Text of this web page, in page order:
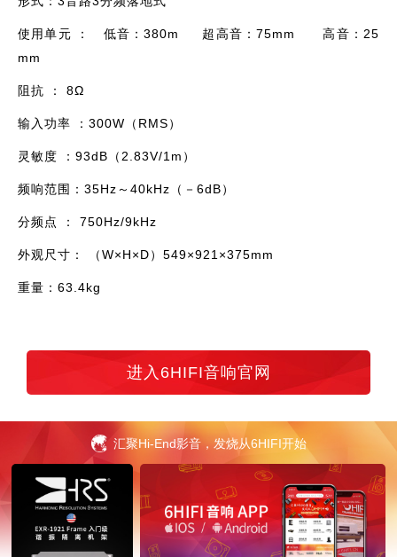
使用单元 ： 低音：380m 超高音：75mm 高音：25
mm
阻抗 ： 8Ω
输入功率 ：300W（RMS）
灵敏度 ：93dB（2.83V/1m）
频响范围：35Hz～40kHz（－6dB）
分频点 ： 750Hz/9kHz
外观尺寸： （W×H×D）549×921×375mm
重量 ： 63.4kg
进入6HIFI音响官网
汇聚Hi-End影音，发烧从6HIFI开始